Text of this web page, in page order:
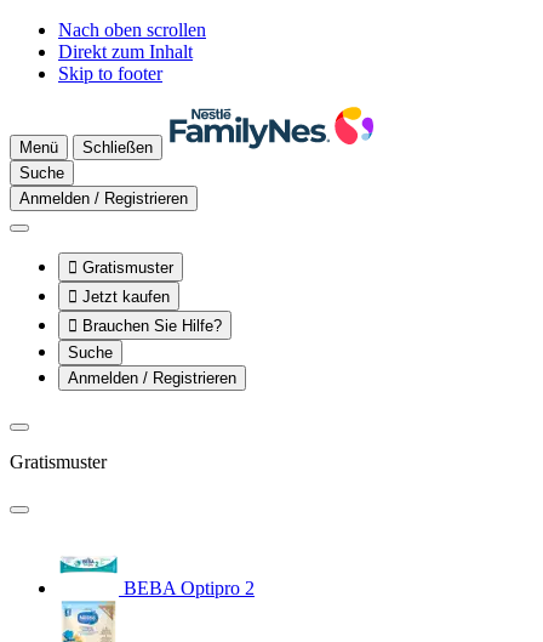
Nach oben scrollen
Direkt zum Inhalt
Skip to footer
Menü
Schließen
Suche
Anmelden / Registrieren
 Gratismuster
 Jetzt kaufen
 Brauchen Sie Hilfe?
Suche
Anmelden / Registrieren
Gratismuster
BEBA Optipro 2